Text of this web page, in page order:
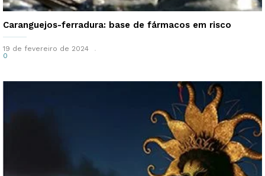
Caranguejos-ferradura: base de fármacos em risco
19 de fevereiro de 2024
0